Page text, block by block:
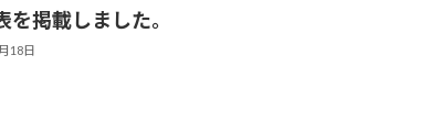
を掲載しました。
18日